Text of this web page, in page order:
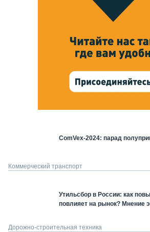
ComVex-2024: парад
Коммерческий транспорт
Утильсбор в России: как
повлияет на рынок? Мнение
Дорожно-строительная техника